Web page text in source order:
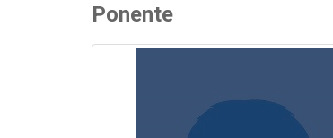
Ponente